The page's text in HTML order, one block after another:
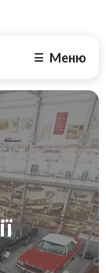
☰ Меню